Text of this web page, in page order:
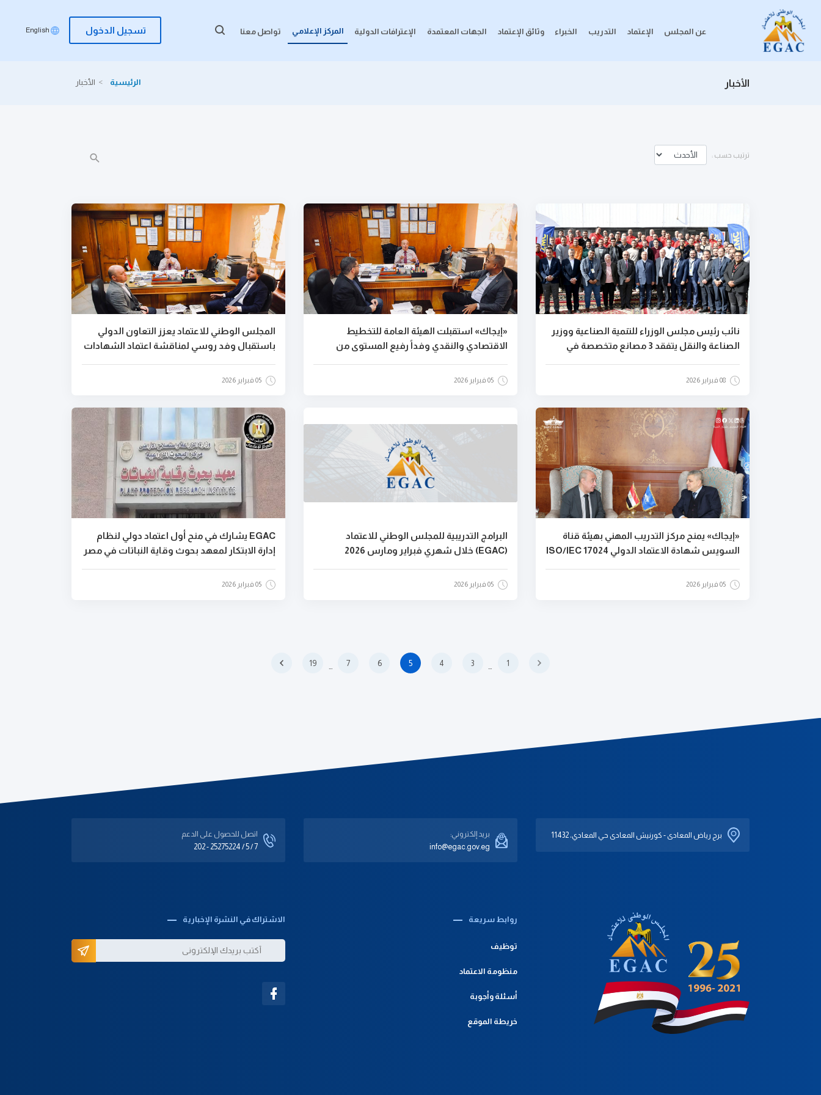
عن المجلس الإعتماد التدريب الخبراء وثائق الإعتماد الجهات المعتمدة الإعترافات الدولية المركز الإعلامي تواصل معنا تسجيل الدخول English
الأخبار الرئيسية الأخبار
ترتيب حسب :
نائب رئيس مجلس الوزراء للتنمية الصناعية ووزير
الصناعة والنقل يتفقد 3 مصانع متخصصة في
ويؤكد على الاعتماد والجودة والتصدير
«إيجاك» استقبلت الهيئة العامة للتخطيط
الاقتصادي والنقدي وفداً رفيع المستوى من
المجلس الوطني للاعتماد يعزز التعاون الدولي
باستقبال وفد روسي لمناقشة اعتماد الشهادات
«إيجاك» يمنح مركز التدريب المهني بهيئة قناة
السويس شهادة الاعتماد الدولي ISO/IEC 17024
البرامج التدريبية للمجلس الوطني للاعتماد
(EGAC) خلال شهري فبراير ومارس 2026
EGAC يشارك في منح أول اعتماد دولي لنظام
إدارة الابتكار لمعهد بحوث وقاية النباتات في مصر
1
…
3
4
5
6
7
…
19
برج رياض المعادى - كورنيش المعادى حي المعادي، 11432
بريد إلكتروني:
info@egac.gov.eg
اتصل للحصول على الدعم‎
202 - 25275224 / 5 / 7
روابط سريعة‎
توظيف
منظومة الاعتماد
أسئلة وأجوبة
خريطة الموقع
الاشتراك في النشرة الإخبارية